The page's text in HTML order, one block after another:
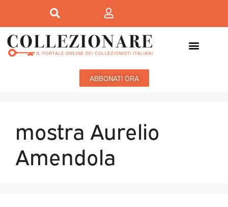
ABBONATI ORA
mostra Aurelio
Amendola